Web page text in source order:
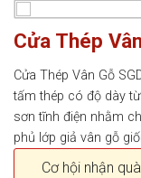
Cửa Thép
Cửa Thép Vân Gỗ
tấm thép có độ dày
sơn tĩnh điện nhằm
phủ lớp giả vân gỗ
Cơ hội nhận